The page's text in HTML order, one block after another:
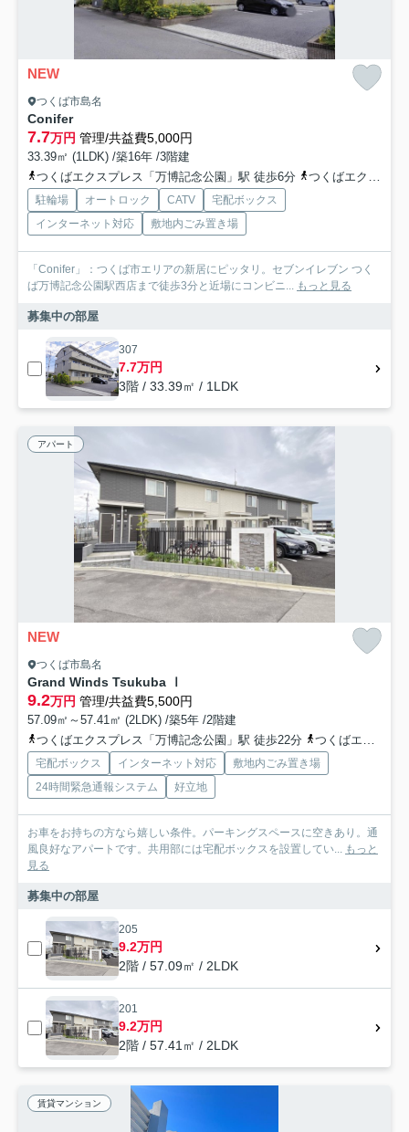
NEW
つくば市島名
Conifer
7.7万円 管理/共益費5,000円
33.39㎡ (1LDK) /築16年 /3階建
つくばエクスプレス「万博記念公園」駅 徒歩6分
つくばエクスプレス「みどりの」駅 徒歩50分
駐輪場 オートロック CATV
宅配ボックス
インターネット対応
敷地内ごみ置き場
「Conifer」：つくば市エリアの新居にピッタリ。セブンイレブン つく
ば万博記念公園駅西店まで徒歩3分と近場にコンビニ... もっと見る
募集中の部屋
307
7.7万円
3階 / 33.39㎡ / 1LDK
アパート
NEW
つくば市島名
Grand Winds Tsukuba Ⅰ
9.2万円 管理/共益費5,500円
57.09㎡～57.41㎡ (2LDK) /築5年 /2階建
つくばエクスプレス「万博記念公園」駅 徒歩22分
つくばエクスプレス「研究学園」駅 徒歩60分
宅配ボックス インターネット対応
敷地内ごみ置き場
24時間緊急通報システム
好立地
お車をお持ちの方なら嬉しい条件。パーキングスペースに空きあり。通
風良好なアパートです。共用部には宅配ボックスを設置してい... もっと
見る
募集中の部屋
205
9.2万円
2階 / 57.09㎡ / 2LDK
201
9.2万円
2階 / 57.41㎡ / 2LDK
賃貸マンション